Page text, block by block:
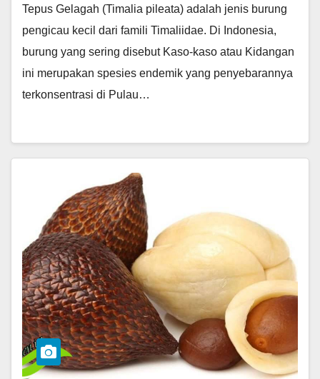
Tepus Gelagah (Timalia pileata) adalah jenis burung
pengicau kecil dari famili Timaliidae. Di Indonesia,
burung yang sering disebut Kaso-kaso atau Kidangan
ini merupakan spesies endemik yang penyebarannya
terkonsentrasi di Pulau…